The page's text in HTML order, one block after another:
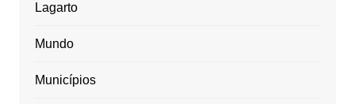
Lagarto
Mundo
Municípios